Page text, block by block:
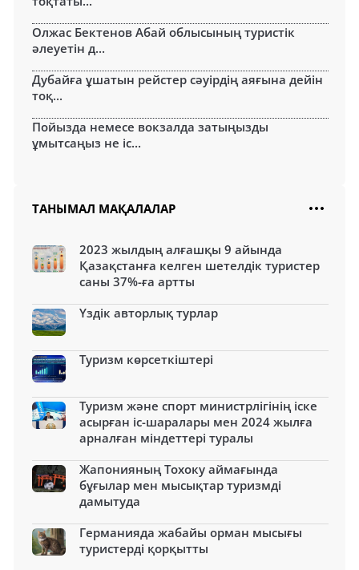
Олжас Бектенов Абай облысының туристік
әлеуетін д...
Дубайға ұшатын рейстер сәуірдің аяғына дейін
тоқ...
Пойызда немесе вокзалда затыңызды
ұмытсаңыз не іс...
ТАНЫМАЛ МАҚАЛАЛАР
2023 жылдың алғашқы 9 айында
Қазақстанға келген шетелдік туристер
саны 37%-ға артты
Үздік авторлық турлар
Туризм көрсеткіштері
Туризм және спорт министрлігінің іске
асырған іс-шаралары мен 2024 жылға
арналған міндеттері туралы
Жапонияның Тохоку аймағында
бұғылар мен мысықтар туризмді
дамытуда
Германияда жабайы орман мысығы
туристерді қорқытты